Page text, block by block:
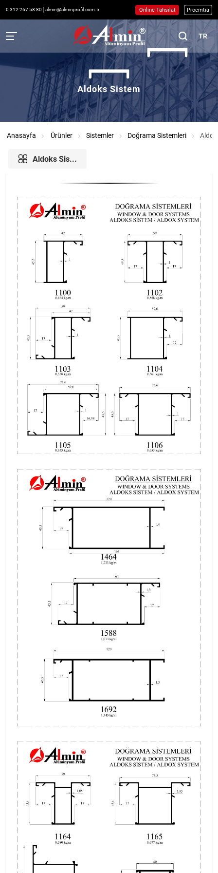
0 312 267 58 80 almin@alminprofil.com.tr Online Tahsilat Proemtia
TR
Aldoks Sistem
Anasayfa Ürünler Sistemler Doğrama Sistemleri
Aldoks Sis...